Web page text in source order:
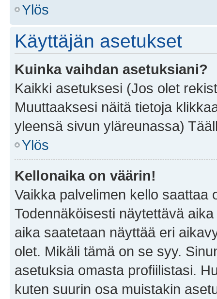
Ylös
Käyttäjän asetukset
Kuinka vaihdan asetuksiani?
Kaikki asetuksesi (Jos olet
Muuttaaksesi näitä tietoja
yleensä sivun yläreunassa)
Ylös
Kellonaika on väärin!
Vaikka palvelimen kello saattaa
Todennäköisesti näytettävä
aika saatetaan näyttää eri
olet. Mikäli tämä on se syy.
asetuksia omasta profiilistasi.
kuten suurin osa muistakin